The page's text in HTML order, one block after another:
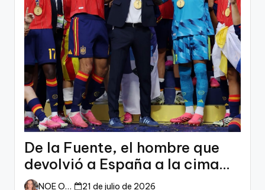
De la Fuente, el hombre que
devolvió a España a la cima
del mundo
NOE ORTIZ 21 de julio de 2026